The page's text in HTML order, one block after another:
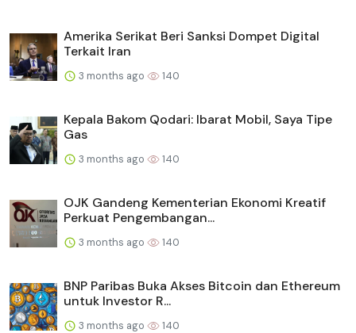
Amerika Serikat Beri Sanksi Dompet Digital
Terkait Iran
3 months ago 140
Kepala Bakom Qodari: Ibarat Mobil, Saya Tipe
Gas
3 months ago 140
OJK Gandeng Kementerian Ekonomi Kreatif
Perkuat Pengembangan...
3 months ago 140
BNP Paribas Buka Akses Bitcoin dan Ethereum
untuk Investor R...
3 months ago 140